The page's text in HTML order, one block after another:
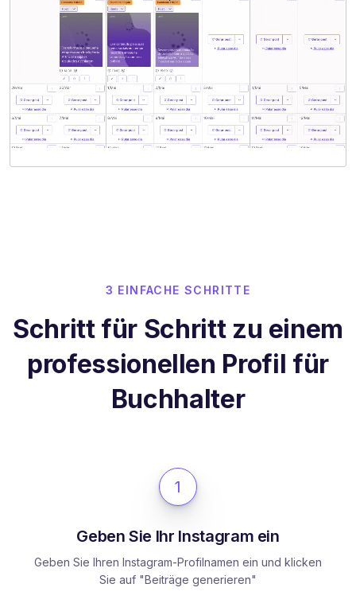
3 EINFACHE SCHRITTE
Schritt für Schritt zu einem
professionellen Profil für
Buchhalter
1
Geben Sie Ihr Instagram ein
Geben Sie Ihren Instagram-Profilnamen ein und klicken
Sie auf "Beiträge generieren"